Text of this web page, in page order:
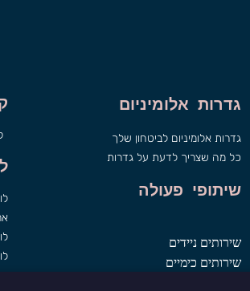
גדרות אלומיניום
גדרות אלומיניום לביטחון שלך
כל מה שצריך לדעת על גדרות
שיתופי פעולה
שירותים ניידים
שירותים כימיים